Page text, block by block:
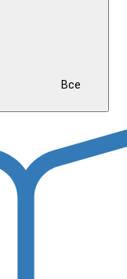
Все